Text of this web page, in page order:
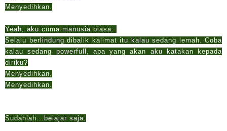
Menyedihkan.
Yeah, aku cuma manusia biasa.
Selalu berlindung dibalik kalimat itu kalau sedang lemah. Coba
kalau sedang powerfull, apa yang akan aku katakan kepada
diriku?
Menyedihkan.
Menyedihkan.
Sudahlah...belajar saja.